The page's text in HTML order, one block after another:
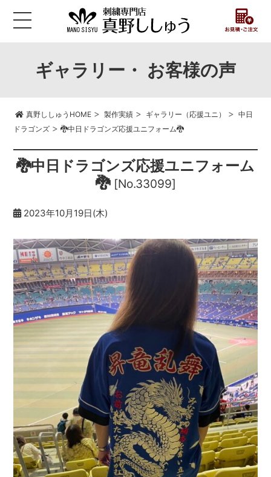
ギャラリー・ お客様の声
真野ししゅうHOME> 製作実績> ギャラリー（応援ユニ） > 中日
ドラゴンズ >🐉中日ドラゴンズ応援ユニフォーム🐉
🐉中日ドラゴンズ応援ユニフォーム
🐉 [No.33099]
2023年10月19日(木)